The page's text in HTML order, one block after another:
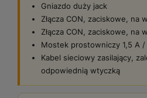
Gniazdo duży jack
Złącza CON, zaciskowe, na
Złącza CON, zaciskowe, na
Mostek prostowniczy 1,5 A /
Kabel sieciowy zasilający,
odpowiednią wtyczką